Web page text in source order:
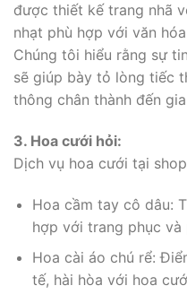
được thiết kế trang nhã
nhạt phù hợp với văn
Chúng tôi hiểu rằng sự
sẽ giúp bày tỏ lòng tiếc
thông chân thành đến
3. Hoa cưới hỏi:
Dịch vụ hoa cưới tại
Hoa cầm tay cô dâu:
hợp với trang phục và
Hoa cài áo chú rể:
tế, hài hòa với hoa